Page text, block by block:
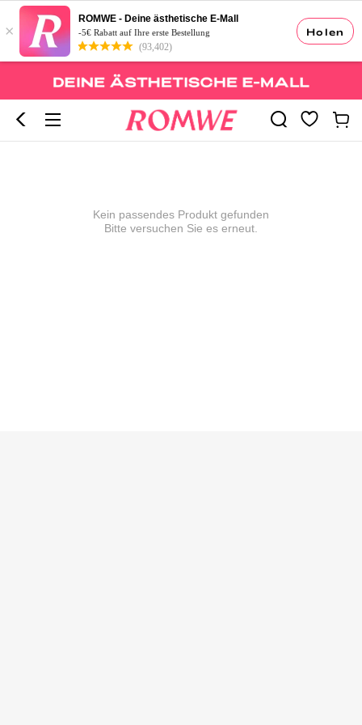
Holen
×
ROMWE - Deine ästhetische E-Mall
-5€ Rabatt auf Ihre erste Bestellung
(93,402)
Kein passendes Produkt gefunden
Bitte versuchen Sie es erneut.